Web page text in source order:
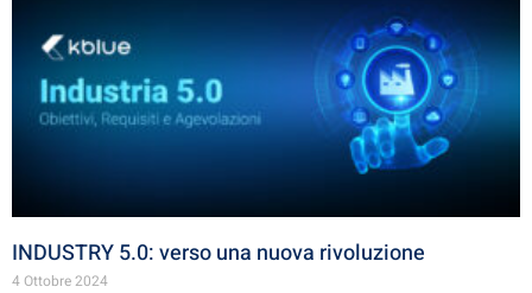
INDUSTRY 5.0: verso una nuova rivoluzione
4 Ottobre 2024